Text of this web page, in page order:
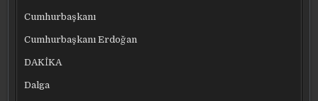
Cumhurbaşkanı
Cumhurbaşkanı Erdoğan
DAKİKA
Dalga